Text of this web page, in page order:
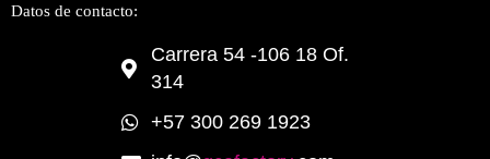
Datos de contacto:
Carrera 54 -106 18 Of.
314
+57 300 269 1923